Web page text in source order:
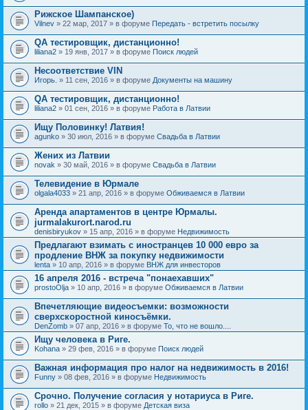
Рижское Шампанское)
Vilnev » 22 мар, 2017 » в форуме Передать - встретить посылку
QA тестировщик, дистанционно!
liliana2 » 19 янв, 2017 » в форуме Поиск людей
Несоответствие VIN
Игорь. » 11 сен, 2016 » в форуме Документы на машину
QA тестировщик, дистанционно!
liliana2 » 01 сен, 2016 » в форуме Работа в Латвии
Ищу Половинку! Латвия!
agunko » 30 июл, 2016 » в форуме Свадьба в Латвии
Жених из Латвии
novak » 30 май, 2016 » в форуме Свадьба в Латвии
Телевидение в Юрмале
olgala4033 » 21 апр, 2016 » в форуме Обживаемся в Латвии
Аренда апартаментов в центре Юрмалы.
jurmalakurort.narod.ru
denisbiryukov » 15 апр, 2016 » в форуме Недвижимость
Предлагают взимать с иностранцев 10 000 евро за
продление ВНЖ за покупку недвижимости
lenta » 10 апр, 2016 » в форуме ВНЖ для инвесторов
16 апреля 2016 - встреча "понаехавших"
prostoOlja » 10 апр, 2016 » в форуме Обживаемся в Латвии
Впечетляющие видеосъемки: возможности
сверхскоростной киносъёмки.
DenZomb » 07 апр, 2016 » в форуме То, что не вошло....
Ищу человека в Риге.
Kohana » 29 фев, 2016 » в форуме Поиск людей
Важная информация про налог на недвижимость в 2016!
Funny » 08 фев, 2016 » в форуме Недвижимость
Срочно. Получение согласия у нотариуса в Риге.
rollo » 21 дек, 2015 » в форуме Детская виза